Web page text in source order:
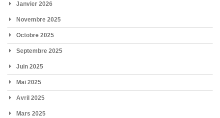
Janvier 2026
Novembre 2025
Octobre 2025
Septembre 2025
Juin 2025
Mai 2025
Avril 2025
Mars 2025